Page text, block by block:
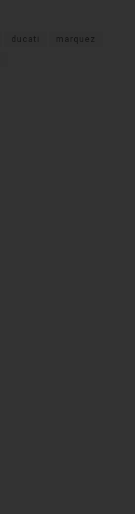
ducati marquez